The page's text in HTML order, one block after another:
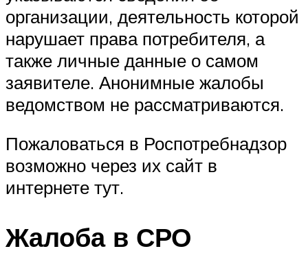
организации, деятельность которой
нарушает права потребителя, а
также личные данные о самом
заявителе. Анонимные жалобы
ведомством не рассматриваются.
Пожаловаться в Роспотребнадзор
возможно через их сайт в
интернете тут.
Жалоба в СРО